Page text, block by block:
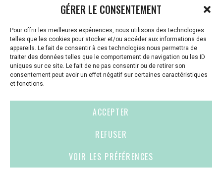
GÉRER LE CONSENTEMENT
Pour offrir les meilleures expériences, nous utilisons des technologies
telles que les cookies pour stocker et/ou accéder aux informations des
appareils. Le fait de consentir à ces technologies nous permettra de
traiter des données telles que le comportement de navigation ou les ID
uniques sur ce site. Le fait de ne pas consentir ou de retirer son
consentement peut avoir un effet négatif sur certaines caractéristiques
et fonctions.
ACCEPTER
REFUSER
VOIR LES PRÉFÉRENCES
CELLULE D’ÉCOUTE ET DE SOUTIEN PSYCHOLOGIQUE ET
Vous avez été témoin ou vous êtes victime de VSS ? Ou
vous êtes référent·es harcèlement en besoin de soutien
ou d’informations ?
01 87 20 30 90
violences-sexuelles-culture@audiens.org